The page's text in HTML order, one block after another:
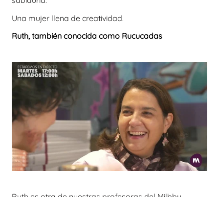
Una mujer llena de creatividad.
Ruth, también conocida como Rucucadas